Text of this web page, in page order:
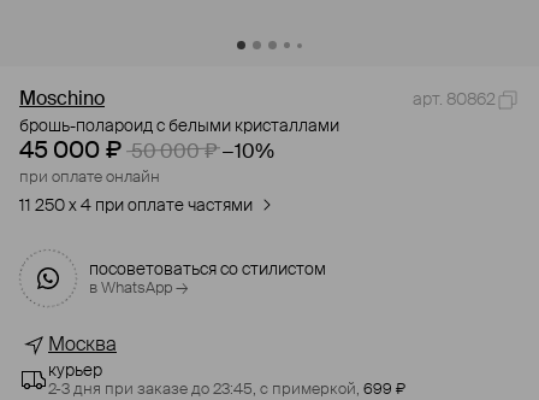
Moschino
арт. 80862
брошь-полароид с белыми кристаллами
45 000 ₽ 50 000 ₽ −10%
при оплате онлайн
11 250 x 4 при оплате частями
посоветоваться со стилистом
в WhatsApp →
Москва
курьер
2-3 дня при заказе до 23:45, с примеркой, 699 ₽